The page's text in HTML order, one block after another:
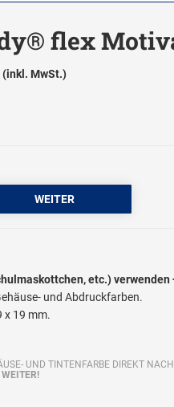
flex
(inkl. MwSt.)
etc.) verwenden
und Abdruckfarben.
x 19 mm.
UND TINTENFARBE DIREKT